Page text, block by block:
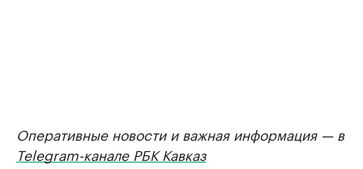
Оперативные новости и важная информация — в
Telegram-канале РБК Кавказ